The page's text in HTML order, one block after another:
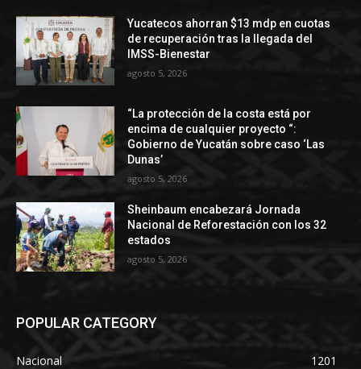
Yucatecos ahorran $13 mdp en cuotas
de recuperación tras la llegada del
IMSS-Bienestar
agosto 5, 2026
“La protección de la costa está por
encima de cualquier proyecto “:
Gobierno de Yucatán sobre caso ‘Las
Dunas’
agosto 5, 2026
Sheinbaum encabezará Jornada
Nacional de Reforestación con los 32
estados
agosto 5, 2026
POPULAR CATEGORY
Nacional
1201